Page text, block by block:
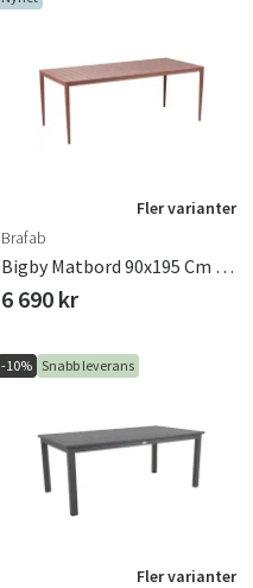
Fler varianter
Brafab
Bigby Matbord 90x195 Cm Zin Red
6 690 kr
-10% Snabb leverans
Fler varianter